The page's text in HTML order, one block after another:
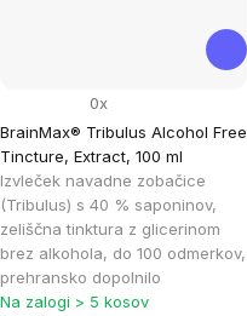
BrainMax® Tribulus Alcohol Free
Tincture, Extract, 100 ml
Izvleček navadne zobačice
(Tribulus) s 40 % saponinov,
zeliščna tinktura z glicerinom
brez alkohola, do 100 odmerkov,
prehransko dopolnilo
0x
Na zalogi > 5 kosov